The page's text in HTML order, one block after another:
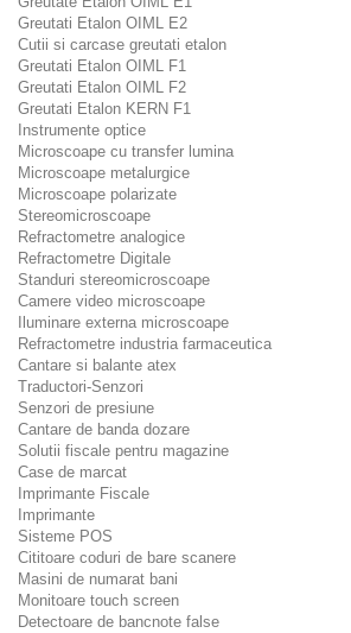
Greutati Etalon OIML E2
Cutii si carcase greutati etalon
Greutati Etalon OIML F1
Greutati Etalon OIML F2
Greutati Etalon KERN F1
Instrumente optice
Microscoape cu transfer lumina
Microscoape metalurgice
Microscoape polarizate
Stereomicroscoape
Refractometre analogice
Refractometre Digitale
Standuri stereomicroscoape
Camere video microscoape
Iluminare externa microscoape
Refractometre industria farmaceutica
Cantare si balante atex
Traductori-Senzori
Senzori de presiune
Cantare de banda dozare
Solutii fiscale pentru magazine
Case de marcat
Imprimante Fiscale
Imprimante
Sisteme POS
Cititoare coduri de bare scanere
Masini de numarat bani
Monitoare touch screen
Detectoare de bancnote false